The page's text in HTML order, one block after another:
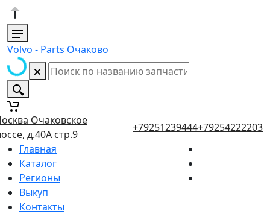
Volvo - Parts Очаково
Очаковское
д.40А стр.9
+79251239444+79254222203
Главная
Каталог
Регионы
Выкуп
Контакты